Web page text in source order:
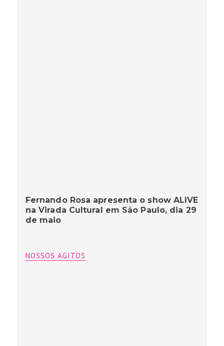
Fernando Rosa apresenta o show ALIVE
na Virada Cultural em São Paulo, dia 29
de maio
NOSSOS AGITOS